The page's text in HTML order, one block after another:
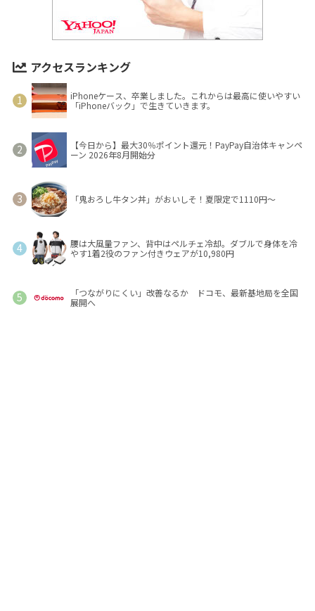
アクセスランキング
iPhoneケース、卒業しました。これからは最高に使いやすい
「iPhoneバック」で生きていきます。
【今日から】最大30％ポイント還元！PayPay自治体キャンペ
ーン 2026年8月開始分
「鬼おろし牛タン丼」がおいしそ！夏限定で1110円～
腰は大風量ファン、背中はペルチェ冷却。ダブルで身体を冷
やす1着2役のファン付きウェアが10,980円
「つながりにくい」改善なるか ドコモ、最新基地局を全国
展開へ